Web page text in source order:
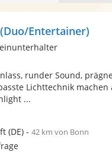
Entertainer)
runder Sound,
Lichttechnik machen
...
(DE)- 42 km von Bonn